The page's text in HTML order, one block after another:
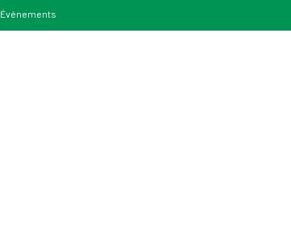
Événements